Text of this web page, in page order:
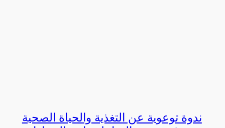
ندوة توعوية عن التغذية والحياة الصحية